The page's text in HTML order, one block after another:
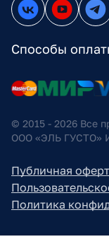
Способы
© 2015 - 2026 Все
ООО «ЭЛЬ ГУСТО»
Публичная
Политика